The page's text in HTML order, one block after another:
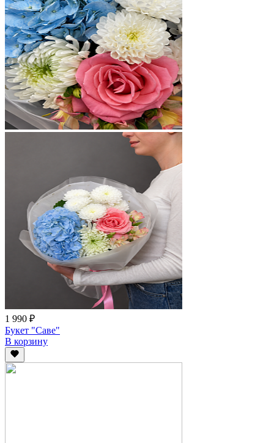
1 990 ₽
Букет "Саве"
В корзину